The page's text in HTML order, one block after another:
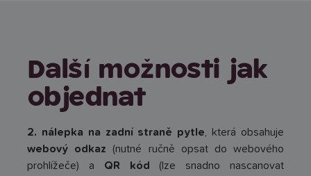
Další možnosti jak
objednat
2. nálepka na zadní straně pytle , která obsahuje
webový odkaz (nutné ručně opsat do webového
prohlížeče) a QR kód (lze snadno nascanovat